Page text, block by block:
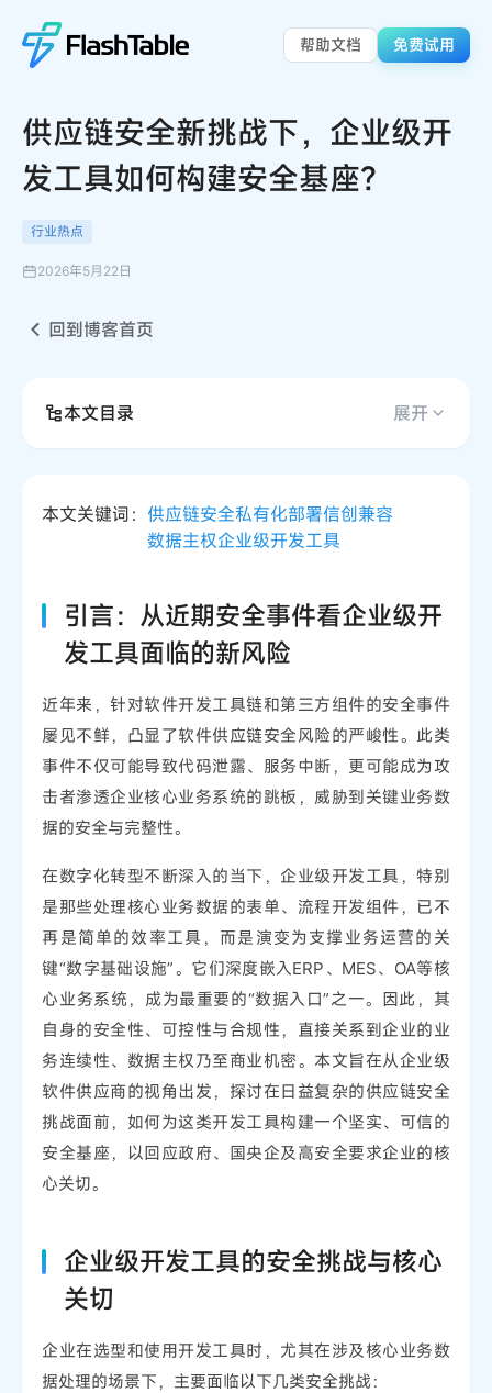
帮助文档 免费试用
供应链安全新挑战下，企业级开
发工具如何构建安全基座？
行业热点
2026年5月22日
回到博客首页
本文目录 展开
本文关键词： 供应链安全私有化部署信创兼容
数据主权企业级开发工具
引言：从近期安全事件看企业级开
发工具面临的新风险
近年来，针对软件开发工具链和第三方组件的安全事件
屡见不鲜，凸显了软件供应链安全风险的严峻性。此类
事件不仅可能导致代码泄露、服务中断，更可能成为攻
击者渗透企业核心业务系统的跳板，威胁到关键业务数
据的安全与完整性。
在数字化转型不断深入的当下，企业级开发工具，特别
是那些处理核心业务数据的表单、流程开发组件，已不
再是简单的效率工具，而是演变为支撑业务运营的关
键“数字基础设施”。它们深度嵌入ERP、MES、OA等核
心业务系统，成为最重要的“数据入口”之一。因此，其
自身的安全性、可控性与合规性，直接关系到企业的业
务连续性、数据主权乃至商业机密。本文旨在从企业级
软件供应商的视角出发，探讨在日益复杂的供应链安全
挑战面前，如何为这类开发工具构建一个坚实、可信的
安全基座，以回应政府、国央企及高安全要求企业的核
心关切。
企业级开发工具的安全挑战与核心
关切
企业在选型和使用开发工具时，尤其在涉及核心业务数
据处理的场景下，主要面临以下几类安全挑战：